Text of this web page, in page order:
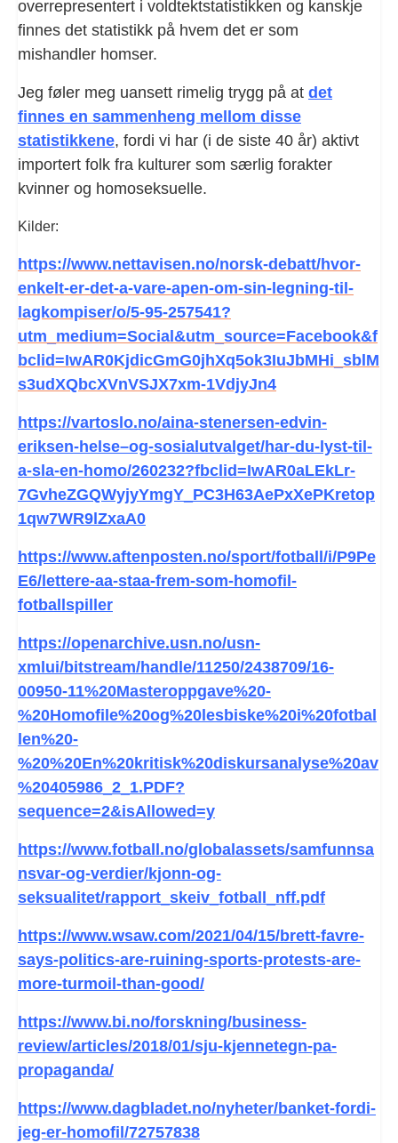
overrepresentert i voldtektstatistikken og kanskje
finnes det statistikk på hvem det er som
mishandler homser.
Jeg føler meg uansett rimelig trygg på at det
finnes en sammenheng mellom disse
statistikkene, fordi vi har (i de siste 40 år) aktivt
importert folk fra kulturer som særlig forakter
kvinner og homoseksuelle.
Kilder:
https://www.nettavisen.no/norsk-debatt/hvor-
enkelt-er-det-a-vare-apen-om-sin-legning-til-
lagkompiser/o/5-95-257541?
utm_medium=Social&utm_source=Facebook&f
bclid=IwAR0KjdicGmG0jhXq5ok3IuJbMHi_sblM
s3udXQbcXVnVSJX7xm-1VdjyJn4
https://vartoslo.no/aina-stenersen-edvin-
eriksen-helse–og-sosialutvalget/har-du-lyst-til-
a-sla-en-homo/260232?fbclid=IwAR0aLEkLr-
7GvheZGQWyjyYmgY_PC3H63AePxXePKretop
1qw7WR9lZxaA0
https://www.aftenposten.no/sport/fotball/i/P9Pe
E6/lettere-aa-staa-frem-som-homofil-
fotballspiller
https://openarchive.usn.no/usn-
xmlui/bitstream/handle/11250/2438709/16-
00950-11%20Masteroppgave%20-
%20Homofile%20og%20lesbiske%20i%20fotbal
len%20-
%20%20En%20kritisk%20diskursanalyse%20av
%20405986_2_1.PDF?
sequence=2&isAllowed=y
https://www.fotball.no/globalassets/samfunnsa
nsvar-og-verdier/kjonn-og-
seksualitet/rapport_skeiv_fotball_nff.pdf
https://www.wsaw.com/2021/04/15/brett-favre-
says-politics-are-ruining-sports-protests-are-
more-turmoil-than-good/
https://www.bi.no/forskning/business-
review/articles/2018/01/sju-kjennetegn-pa-
propaganda/
https://www.dagbladet.no/nyheter/banket-fordi-
jeg-er-homofil/72757838